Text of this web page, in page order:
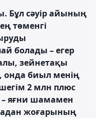
Бұл сәуір айының
төменгі
болады – егер
зейнетақы
биыл менің
шегім 2 млн плюс
– яғни шамамен
жоғарының